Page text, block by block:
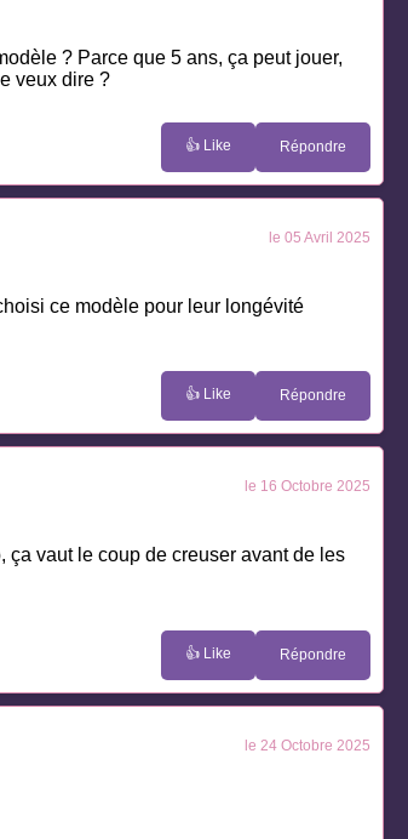
? Parce que 5 ans, ça peut jouer,
veux dire ?
👍 Like Répondre
le 05 Avril 2025
ce modèle pour leur longévité
👍 Like Répondre
le 16 Octobre 2025
ça vaut le coup de creuser avant de les
👍 Like Répondre
le 24 Octobre 2025